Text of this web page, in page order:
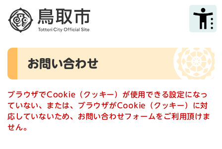
メニューを飛ばして本文へ
本
お問い合わせ
ブラウザでCookie（クッキー）が使用できる設定になっ
ていない、または、ブラウザがCookie（クッキー）に対
応していないため、お問い合わせフォームをご利用頂けま
せん。